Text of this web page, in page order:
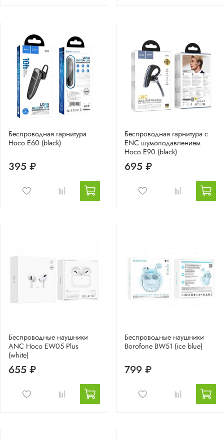
Беспроводная гарнитура
Hoco E60 (black)
395 ₽
Беспроводная гарнитура с
ENC шумоподавлением
Hoco E90 (black)
695 ₽
Беспроводные наушники
ANC Hoco EW05 Plus
(white)
655 ₽
Беспроводные наушники
Borofone BW51 (ice blue)
799 ₽